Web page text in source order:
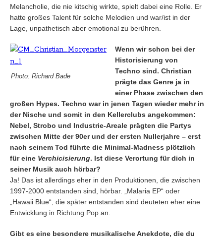
Melancholie, die nie kitschig wirkte, spielt dabei eine Rolle. Er
hatte großes Talent für solche Melodien und war/ist in der
Lage, unpathetisch aber emotional zu berühren.
Photo: Richard Bade
Wenn wir schon bei der
Historisierung von
Techno sind. Christian
prägte das Genre ja in
einer Phase zwischen den
großen Hypes. Techno war in jenen Tagen wieder mehr in
der Nische und somit in den Kellerclubs angekommen:
Nebel, Strobo und Industrie-Areale prägten die Partys
zwischen Mitte der 90er und der ersten Nullerjahre – erst
nach seinem Tod führte die Minimal-Madness plötzlich
für eine Verchicisierung. Ist diese Verortung für dich in
seiner Musik auch hörbar?
Ja! Das ist allerdings eher in den Produktionen, die zwischen
1997-2000 entstanden sind, hörbar. „Malaria EP“ oder
„Hawaii Blue“, die später entstanden sind deuteten eher eine
Entwicklung in Richtung Pop an.
Gibt es eine besondere musikalische Anekdote, die du